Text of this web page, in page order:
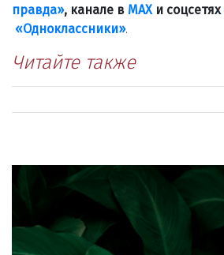
правда», канале в МАХи соцсетях
«Одноклассники».
Читайте также